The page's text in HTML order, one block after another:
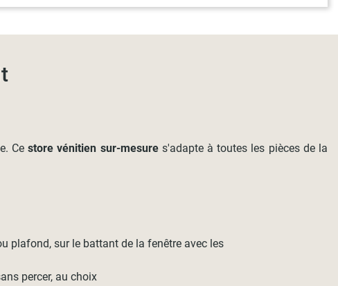
Cestore vénitien sur-mesure s'adapte à toutes les pièces de la
plafond, sur le battant de la fenêtre avec les
percer, au choix